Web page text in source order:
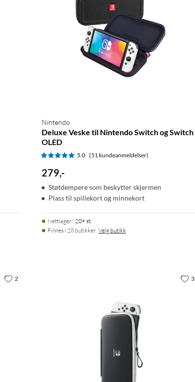
Nintendo
Deluxe Veske til Nintendo Switch og Switch
OLED
5.0 (51 kundeanmeldelser)
279,-
Støtdempere som beskytter skjermen
Plass til spillekort og minnekort
Nettlager: 20+ st
Finnes i 28 butikker. Velg butikk
2 3